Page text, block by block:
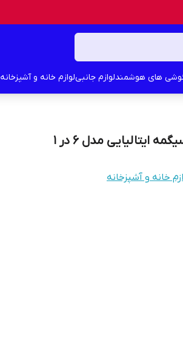
های هوشمندلوازم جانبیلوازم خانه و آشپزخانه
ایتالیایی مدل 6 در 1
خانه و آشپزخانه